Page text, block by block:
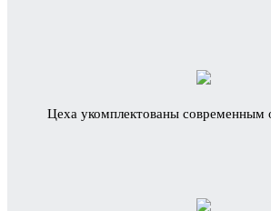
Цеха укомплектованы современным